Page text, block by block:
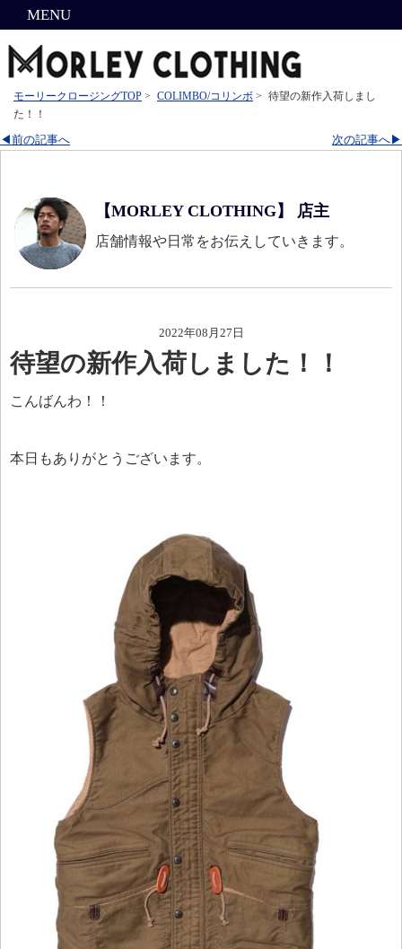
MENU
モーリークロージングTOP > COLIMBO/コリンボ > 待望の新作入荷しまし
た！！
次の記事へ▶
◀前の記事へ
【MORLEY CLOTHING】 店主
店舗情報や日常をお伝えしていきます。
2022年08月27日
待望の新作入荷しました！！
こんばんわ！！
本日もありがとうございます。